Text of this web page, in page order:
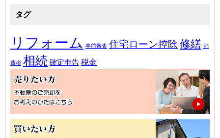
タグ
リフォーム 事前審査 住宅ローン控除 修繕 消
費税 相続 確定申告 税金